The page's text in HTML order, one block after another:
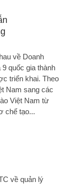
về Doanh
quốc gia thành
triển khai. Theo
Nam sang các
Việt Nam từ
chế tạo...
về quản lý